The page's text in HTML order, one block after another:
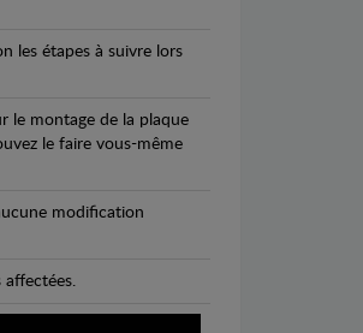
les étapes à suivre lors
le montage de la plaque
le faire vous-même
modification
affectées.